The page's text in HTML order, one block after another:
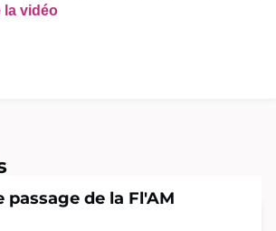
la vidéo
passage de la Fl'AM